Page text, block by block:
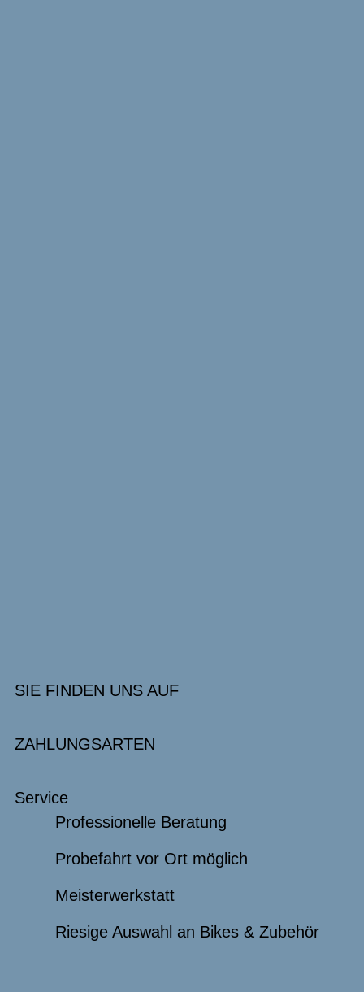
SIE FINDEN UNS AUF
ZAHLUNGSARTEN
Service
Professionelle Beratung
Probefahrt vor Ort möglich
Meisterwerkstatt
Riesige Auswahl an Bikes & Zubehör